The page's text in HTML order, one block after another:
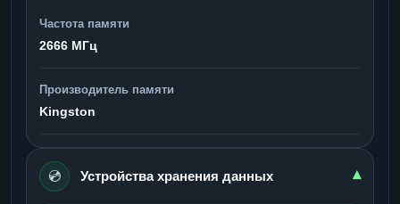
Частота памяти
2666 МГц
Производитель памяти
Kingston
💿 Устройства хранения данных ▾